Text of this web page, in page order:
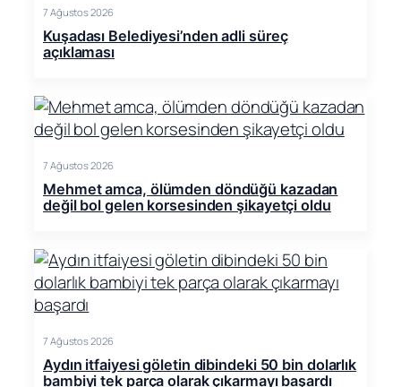
7 Ağustos 2026
Kuşadası Belediyesi’nden adli süreç
açıklaması
7 Ağustos 2026
Mehmet amca, ölümden döndüğü kazadan
değil bol gelen korsesinden şikayetçi oldu
7 Ağustos 2026
Aydın itfaiyesi göletin dibindeki 50 bin dolarlık
bambiyi tek parça olarak çıkarmayı başardı